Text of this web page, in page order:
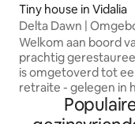
Tiny house in Vidalia
Delta Dawn |
zuidelijke flair
Welkom aan boord
prachtig
is omgetoverd tot
retraite - gelegen in
zuiden, in de buurt
schilderachtige